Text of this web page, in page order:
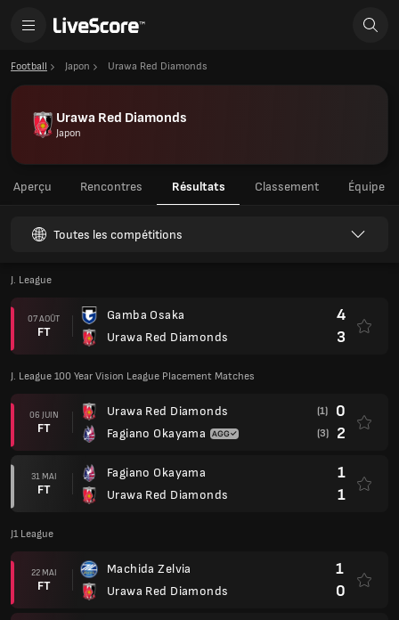
Football Japon Urawa Red Diamonds
Urawa Red Diamonds
Japon
Aperçu Rencontres Résultats Classement Équipe
Toutes les compétitions
J. League
07 AOÛT
FT
Gamba Osaka
Urawa Red Diamonds
4
3
J. League 100 Year Vision League Placement Matches
06 JUIN
FT
Urawa Red Diamonds
Fagiano Okayama
(1) 0
(3) 2
31 MAI
FT
Fagiano Okayama
Urawa Red Diamonds
1
1
J1 League
22 MAI
FT
Machida Zelvia
Urawa Red Diamonds
1
0